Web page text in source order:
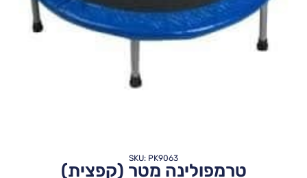
SKU: PK9063
טרמפולינה מטר (קפצית)